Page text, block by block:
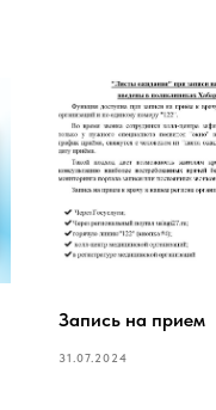
Запись на прием
31.07.2024